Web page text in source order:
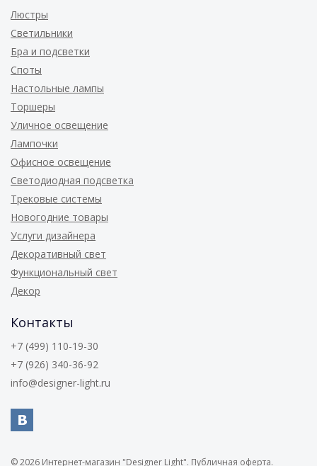
Люстры
Светильники
Бра и подсветки
Споты
Настольные лампы
Торшеры
Уличное освещение
Лампочки
Офисное освещение
Светодиодная подсветка
Трековые системы
Новогодние товары
Услуги дизайнера
Декоративный свет
Функциональный свет
Декор
Контакты
+7 (499) 110-19-30
+7 (926) 340-36-92
info@designer-light.ru
© 2026 Интернет-магазин "Designer Light". Публичная оферта.